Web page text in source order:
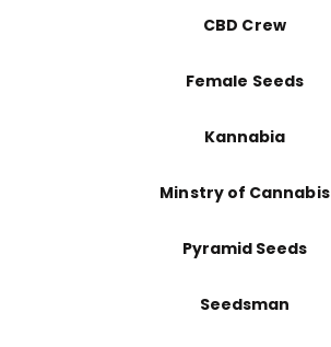
CBD Crew
Female Seeds
Kannabia
Minstry of Cannabis
Pyramid Seeds
Seedsman